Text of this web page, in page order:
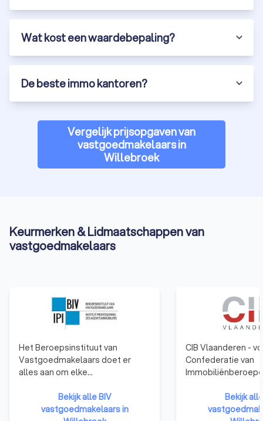
Wat kost een waardebepaling?
De beste immo kantoren?
Vergelijk prijsopgaven van
vastgoedmakelaars in
Willebroek
Keurmerken & Lidmaatschappen van
vastgoedmakelaars
Het Beroepsinstituut van
Vastgoedmakelaars doet er
alles aan om elke
professioneel en correct
mogelijk te laten verlopen.
Bekijk alle BIV
vastgoedmakelaars in
CIB Vlaanderen -
Confederatie van
vastgoedsector.
Bekijk